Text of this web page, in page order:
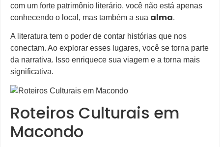
com um forte patrimônio literário, você não está apenas
conhecendo o local, mas também a sua alma.
A literatura tem o poder de contar histórias que nos
conectam. Ao explorar esses lugares, você se torna parte
da narrativa. Isso enriquece sua viagem e a torna mais
significativa.
Roteiros Culturais em
Macondo